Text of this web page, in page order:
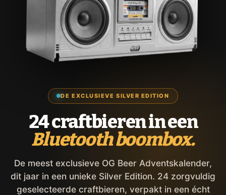
DE EXCLUSIEVE SILVER EDITION
24 craftbieren in een
Bluetooth boombox.
De meest exclusieve OG Beer Adventskalender,
dit jaar in een unieke Silver Edition. 24 zorgvuldig
geselecteerde craftbieren, verpakt in een écht